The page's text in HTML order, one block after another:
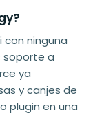
con ninguna
soporte a
ya
y canjes de
plugin en una